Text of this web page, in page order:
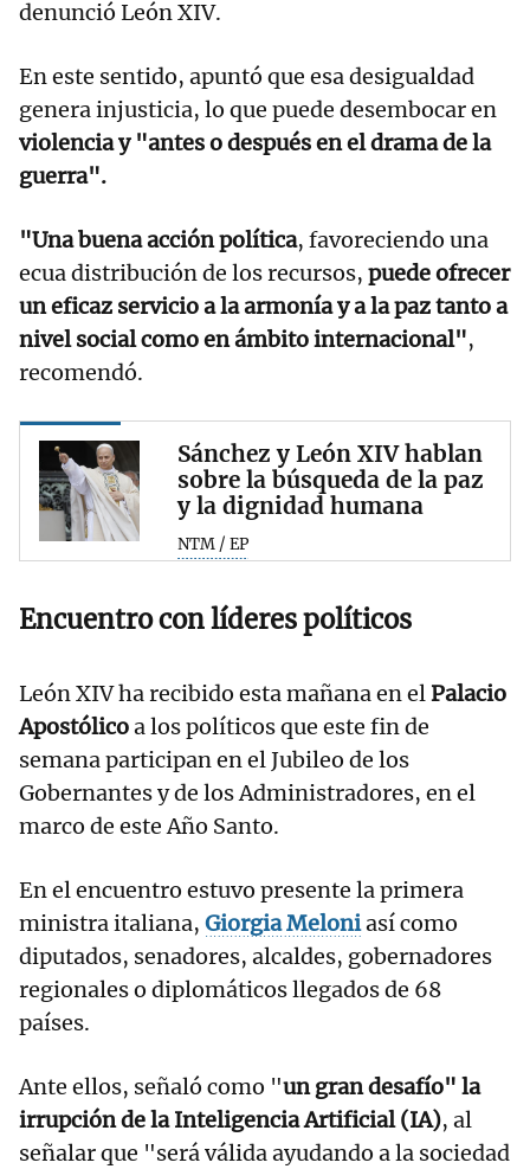
denunció León XIV.
En este sentido, apuntó que esa desigualdad
genera injusticia, lo que puede desembocar en
violencia y "antes o después en el drama de la
guerra".
"Una buena acción política, favoreciendo una
ecua distribución de los recursos, puede ofrecer
un eficaz servicio a la armonía y a la paz tanto a
nivel social como en ámbito internacional",
recomendó.
Sánchez y León XIV hablan
sobre la búsqueda de la paz
y la dignidad humana
NTM / EP
Encuentro con líderes políticos
León XIV ha recibido esta mañana en elPalacio
Apostólicoa los políticos que este fin de
semana participan en el Jubileo de los
Gobernantes y de los Administradores, en el
marco de este Año Santo.
En el encuentro estuvo presente la primera
ministra italiana, Giorgia Meloniasí como
diputados, senadores, alcaldes, gobernadores
regionales o diplomáticos llegados de 68
países.
Ante ellos, señaló como "un gran desafío" la
irrupción de la Inteligencia Artificial (IA), al
señalar que "será válida ayudando a la sociedad